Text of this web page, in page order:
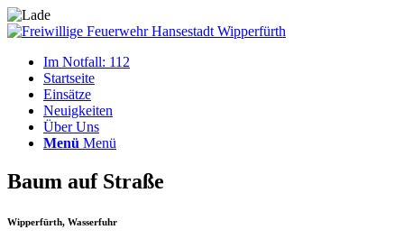
Im Notfall: 112
Startseite
Einsätze
Neuigkeiten
Über Uns
Menü Menü
Baum auf Straße
Wipperfürth, Wasserfuhr